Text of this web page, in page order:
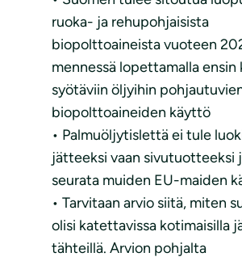
ruoka- ja rehupohjaisista
biopolttoaineista vuoteen
mennessä lopettamalla ensin
syötäviin öljyihin
biopolttoaineiden käyttö
• Palmuöljytislettä ei tule
jätteeksi vaan sivutuotteeksi
seurata muiden EU-maiden
• Tarvitaan arvio siitä, miten
olisi katettavissa kotimaisilla
tähteillä. Arvion pohjalta